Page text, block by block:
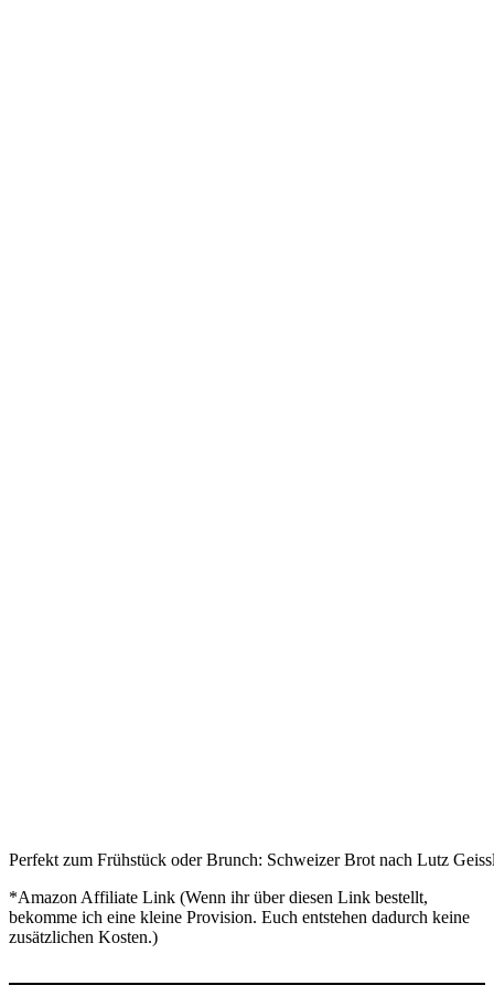
Perfekt zum Frühstück oder Brunch: Schweizer Brot nach Lutz
*Amazon Affiliate Link (Wenn ihr über diesen Link bestellt,
bekomme ich eine kleine Provision. Euch entstehen dadurch keine
zusätzlichen Kosten.)